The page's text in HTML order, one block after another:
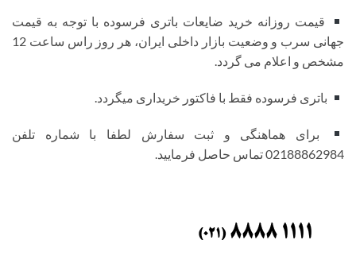
قیمت روزانه خرید ضایعات باتری فرسوده با توجه به قیمت
جهانی سرب و وضعیت بازار داخلی ایران، هر روز راس ساعت 12
مشخص و اعلام می گردد.
باتری فرسوده فقط با فاکتور خریداری میگردد.
برای هماهنگی و ثبت سفارش لطفا با شماره تلفن
02188862984 تماس حاصل فرمایید.